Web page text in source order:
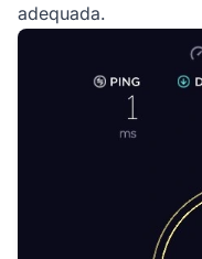
adequada.